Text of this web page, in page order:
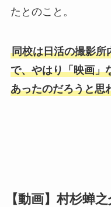
たとのこと。
同校は日活の撮影所
で、やはり「映画」
あったのだろうと思
【動画】村杉蝉